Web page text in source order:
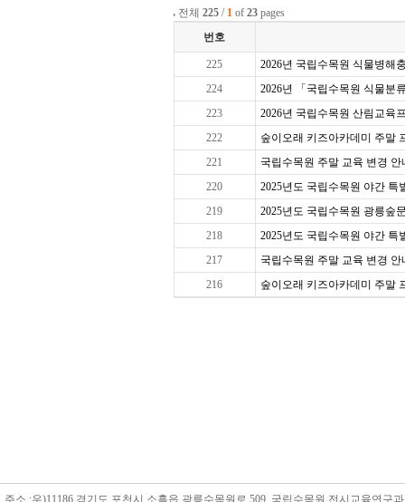
전체 225 / 1 of 23 pages
번호
225
2026년 국립수목원 식물병해
224
2026년 「국립수목원 식물분
223
2026년 국립수목원 산림교육
222
숲이오래 키즈아카데미 주말
221
국립수목원 주말 교육 변경 안
220
2025년도 국립수목원 야간 특
219
2025년도 국립수목원 광릉숲
218
2025년도 국립수목원 야간 특
217
국립수목원 주말 교육 변경
216
숲이오래 키즈아카데미 주말
주소 :우)11186 경기도 포천시 소흘읍 광릉수목원로 509, 국립수목원 전시교육연구